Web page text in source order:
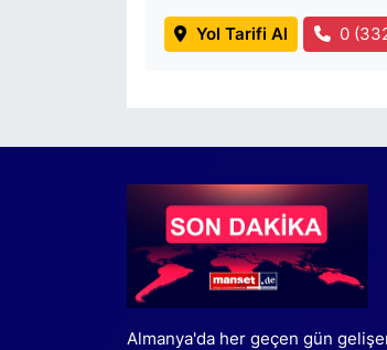
Yol Tarifi Al 0
Almanya'da her geçen gün